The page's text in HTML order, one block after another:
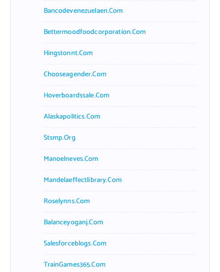
Bancodevenezuelaen.com
Bettermoodfoodcorporation.com
Hingstonnt.com
Chooseagender.com
Hoverboardssale.com
Alaskapolitics.com
Stsmp.org
Manoelneves.com
Mandelaeffectlibrary.com
Roselynns.com
Balanceyoganj.com
Salesforceblogs.com
TrainGames365.com